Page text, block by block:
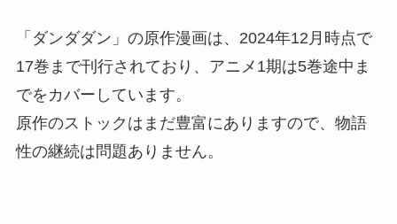
「ダンダダン」の原作漫画は、2024年12月時点で
17巻まで刊行されており、アニメ1期は5巻途中ま
でをカバーしています。
原作のストックはまだ豊富にありますので、物語
性の継続は問題ありません。